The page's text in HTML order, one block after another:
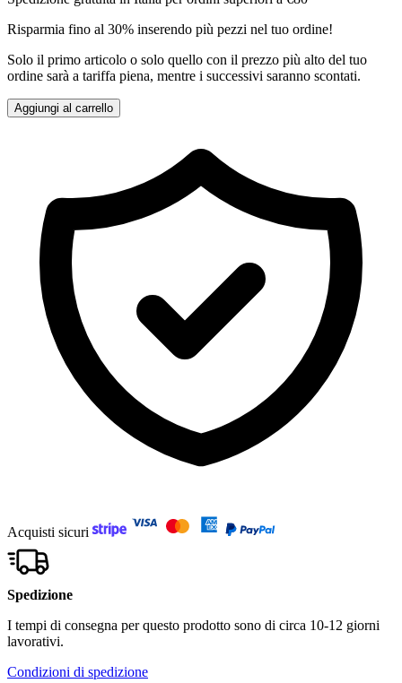
Risparmia fino al 30% inserendo più pezzi nel tuo ordine!
Solo il primo articolo o solo quello con il prezzo più alto del tuo
ordine sarà a tariffa piena, mentre i successivi saranno scontati.
Aggiungi al carrello
Acquisti sicuri
Spedizione
I tempi di consegna per questo prodotto sono di circa 10-12 giorni
lavorativi.
Condizioni di spedizione